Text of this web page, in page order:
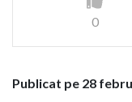
0
Publicat pe 28